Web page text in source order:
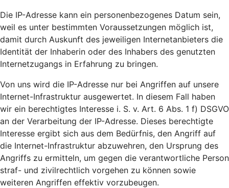
Die IP-Adresse kann ein personenbezogenes Datum sein,
weil es unter bestimmten Voraussetzungen möglich ist,
damit durch Auskunft des jeweiligen Internetanbieters die
Identität der Inhaberin oder des Inhabers des genutzten
Internetzugangs in Erfahrung zu bringen.
Von uns wird die IP-Adresse nur bei Angriffen auf unsere
Internet-Infrastruktur ausgewertet. In diesem Fall haben
wir ein berechtigtes Interesse i. S. v. Art. 6 Abs. 1 f) DSGVO
an der Verarbeitung der IP-Adresse. Dieses berechtigte
Interesse ergibt sich aus dem Bedürfnis, den Angriff auf
die Internet-Infrastruktur abzuwehren, den Ursprung des
Angriffs zu ermitteln, um gegen die verantwortliche Person
straf- und zivilrechtlich vorgehen zu können sowie
weiteren Angriffen effektiv vorzubeugen.